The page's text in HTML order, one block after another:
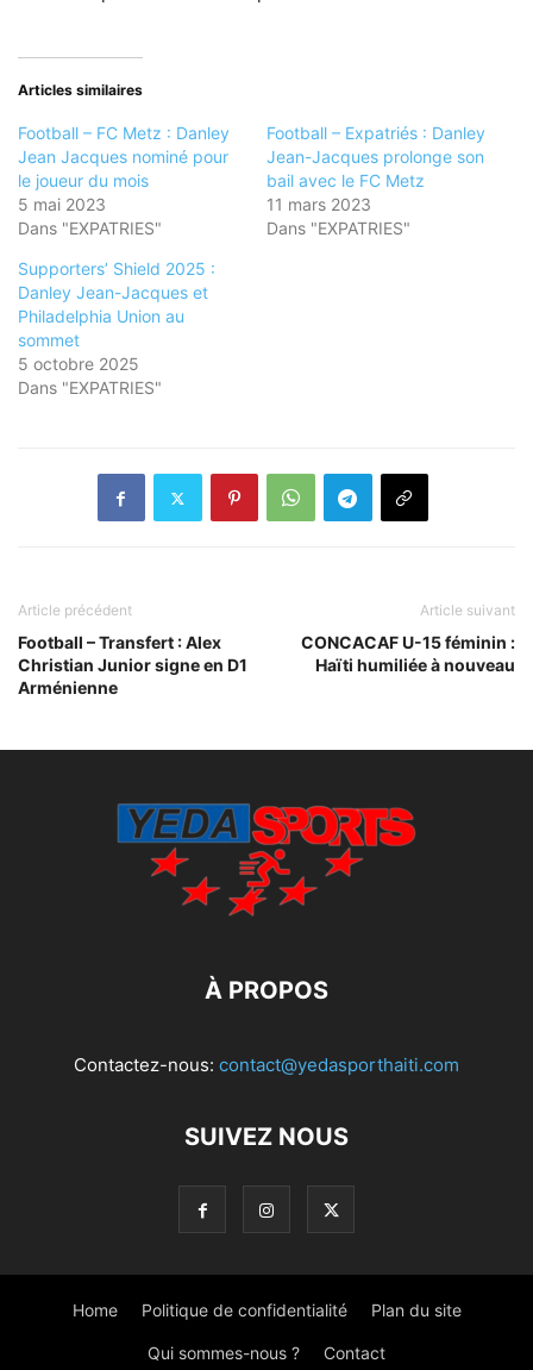
Articles similaires
Football – FC Metz : Danley
Jean Jacques nominé pour
le joueur du mois
5 mai 2023
Dans "EXPATRIES"
Football – Expatriés : Danley
Jean-Jacques prolonge son
bail avec le FC Metz
11 mars 2023
Dans "EXPATRIES"
Supporters’ Shield 2025 :
Danley Jean-Jacques et
Philadelphia Union au
sommet
5 octobre 2025
Dans "EXPATRIES"
Article précédent
Football – Transfert : Alex
Christian Junior signe en D1
Arménienne
Article suivant
CONCACAF U-15 féminin :
Haïti humiliée à nouveau
À PROPOS
Contactez-nous: contact@yedasporthaiti.com
SUIVEZ NOUS
Home Politique de confidentialité Plan du site
Qui sommes-nous ? Contact